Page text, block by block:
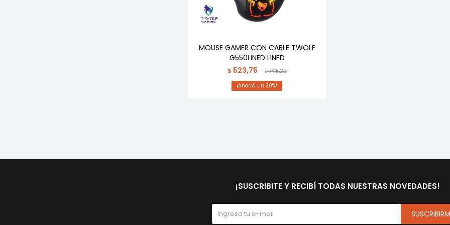
MOUSE GAMER CON CABLE TWOLF
G550LINED LINED
$ 523,75 $748,22
30
¡SUSCRIBITE Y RECIBÍ TODAS NUESTRAS NOVEDADES!